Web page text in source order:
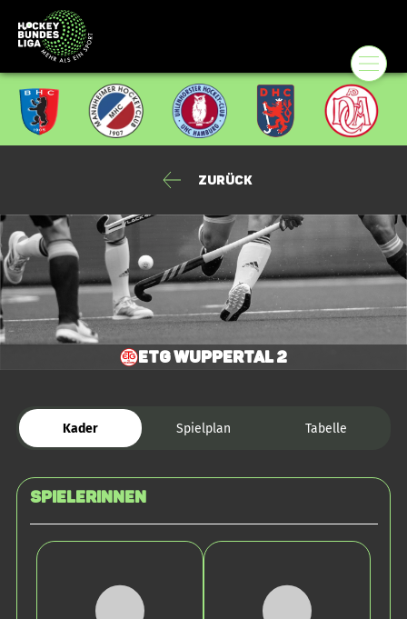
Zurück
ETG Wuppertal 2
Kader Spielplan Tabelle
SPIELERINNEN